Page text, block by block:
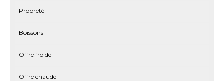
Propreté
Boissons
Offre froide
Offre chaude